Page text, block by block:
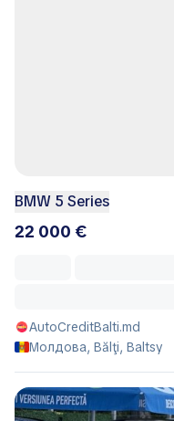
BMW 5 Series
22 000 €
AutoCreditBalti.md
Молдова, Bălţi, Baltsy